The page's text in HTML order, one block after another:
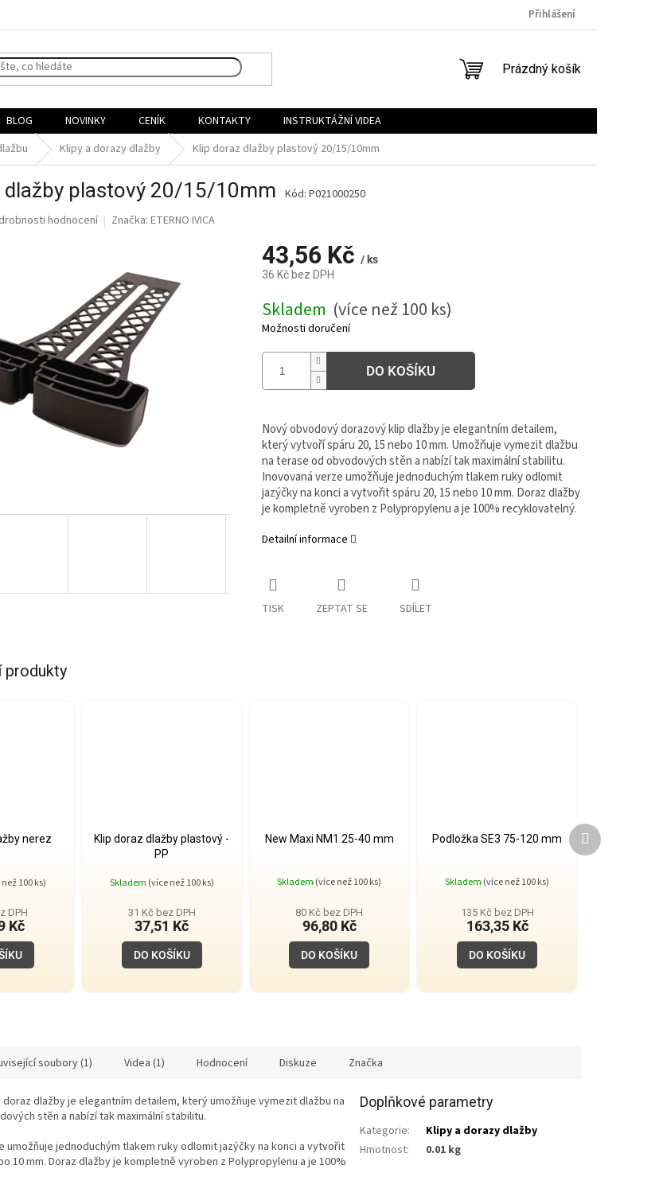
Přihlášení
NÁKUPNÍ
Prázdný košík
BLOG NOVINKY CENÍK KONTAKTY
INSTRUKTÁŽNÍ VIDEA
Klipy a dorazy dlažby Klip doraz dlažby plastový 20/15/10mm
dlažby plastový 20/15/10mm Kód: P021000250
hodnocení Značka: ETERNO IVICA
43,56 Kč / ks
36 Kč bez DPH
cena:
Skladem (více než 100 ks)
Možnosti doručení
DO KOŠÍKU
Nový obvodový dorazový klip dlažby je elegantním detailem,
který vytvoří spáru 20, 15 nebo 10 mm. Umožňuje vymezit dlažbu
na terase od obvodových stěn a nabízí tak maximální stabilitu.
Inovovaná verze umožňuje jednoduchým tlakem ruky odlomit
jazýčky na konci a vytvořit spáru 20, 15 nebo 10 mm. Doraz dlažby
je kompletně vyroben z Polypropylenu a je 100% recyklovatelný.
Detailní informace
TISK ZEPTAT SE SDÍLET
produkty
nerez
100 ks)
DPH
Kč
Klip doraz dlažby plastový -
PP
Skladem (více než 100 ks)
31 Kč bez DPH
37,51 Kč
DO KOŠÍKU
New Maxi NM1 25-40 mm
hodnocení
je
3,9
5
hvězdiček.
Skladem (více než 100 ks)
80 Kč bez DPH
96,80 Kč
DO KOŠÍKU
Podložka SE3 75-120 mm
hodnocení
je
5,0
5
hvězdiček.
Skladem (více než 100 ks)
135 Kč bez DPH
163,35 Kč
DO KOŠÍKU
Další
produkt
soubory (1) Videa (1) Hodnocení Diskuze Značka
dlažby je elegantním detailem, který umožňuje vymezit dlažbu na
stěn a nabízí tak maximální stabilitu.
umožňuje jednoduchým tlakem ruky odlomit jazýčky na konci a vytvořit
10 mm. Doraz dlažby je kompletně vyroben z Polypropylenu a je 100%
Doplňkové parametry
Kategorie:
Klipy a dorazy dlažby
Hmotnost: 0.01 kg